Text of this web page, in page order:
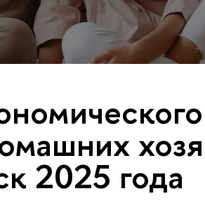
2025 года